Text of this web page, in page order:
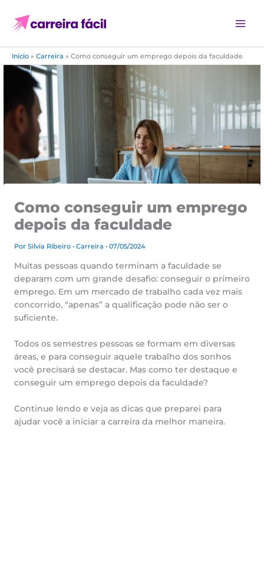
para
conteúdo
Início » Carreira » Como conseguir um emprego depois da faculdade
Como conseguir um emprego
depois da faculdade
Por Silvia Ribeiro • Carreira • 07/05/2024
Muitas pessoas quando terminam a faculdade se
deparam com um grande desafio: conseguir o primeiro
emprego. Em um mercado de trabalho cada vez mais
concorrido, “apenas” a qualificação pode não ser o
suficiente.
Todos os semestres pessoas se formam em diversas
áreas, e para conseguir aquele trabalho dos sonhos
você precisará se destacar. Mas como ter destaque e
conseguir um emprego depois da faculdade?
Continue lendo e veja as dicas que preparei para
ajudar você a iniciar a carreira da melhor maneira.